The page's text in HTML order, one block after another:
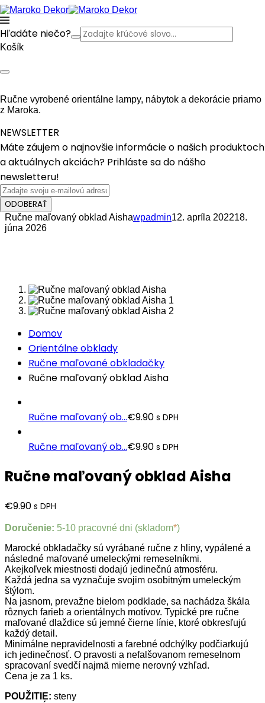
Hľadáte niečo?
Košík
Ručne vyrobené orientálne lampy, nábytok a dekorácie priamo
z Maroka.
NEWSLETTER
Máte záujem o najnovšie informácie o našich produktoch
a aktuálnych akciách? Prihláste sa do nášho
newsletteru!
ODOBERAŤ
Ručne maľovaný obklad Aishawpadmin12. apríla 202218.
júna 2026
Domov
Orientálne obklady
Ručne maľované obkladačky
Ručne maľovaný obklad Aisha
Ručne maľovaný ob...€9.90 s DPH
Ručne maľovaný ob...€9.90 s DPH
Ručne maľovaný obklad Aisha
€9.90 s DPH
Doručenie: 5-10 pracovné dni (skladom*)
Marocké obkladačky sú vyrábané ručne z hliny, vypálené a
následné maľované umeleckými remeselníkmi.
Akejkoľvek miestnosti dodajú jedinečnú atmosféru.
Každá jedna sa vyznačuje svojim osobitným umeleckým
štýlom.
Na jasnom, prevažne bielom podklade, sa nachádza škála
rôznych farieb a orientálnych motívov. Typické pre ručne
maľované dlaždice sú jemné čierne línie, ktoré obkresľujú
každý detail.
Minimálne nepravidelnosti a farebné odchýlky podčiarkujú
ich jedinečnosť. O pravosti a nefalšovanom remeselnom
spracovaní svedčí najmä mierne nerovný vzhľad.
Cena je za 1 ks.
POUŽITIE: steny